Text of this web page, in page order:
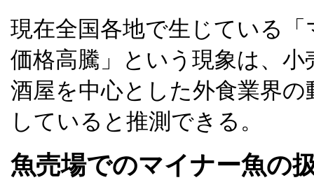
現在全国各地で生じている
価格高騰」という現象は、
酒屋を中心とした外食業界
していると推測できる。
魚売場でのマイナー魚の